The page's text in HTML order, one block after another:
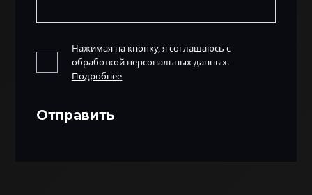
Нажимая на кнопку, я соглашаюсь с
обработкой персональных данных.
Подробнее